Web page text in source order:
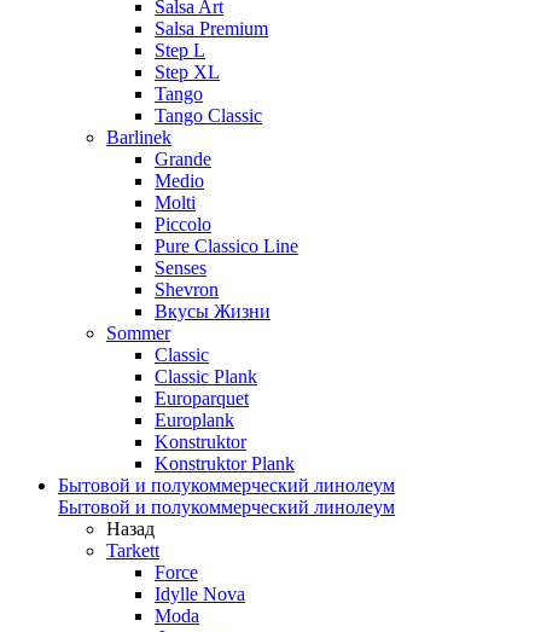
Salsa Art
Salsa Premium
Step L
Step XL
Tango
Tango Classic
Barlinek
Grande
Medio
Molti
Piccolo
Pure Classico Line
Senses
Shevron
Вкусы Жизни
Sommer
Classic
Classic Plank
Europarquet
Europlank
Konstruktor
Konstruktor Plank
Бытовой и полукоммерческий линолеум
Бытовой и полукоммерческий линолеум
Назад
Tarkett
Force
Idylle Nova
Moda